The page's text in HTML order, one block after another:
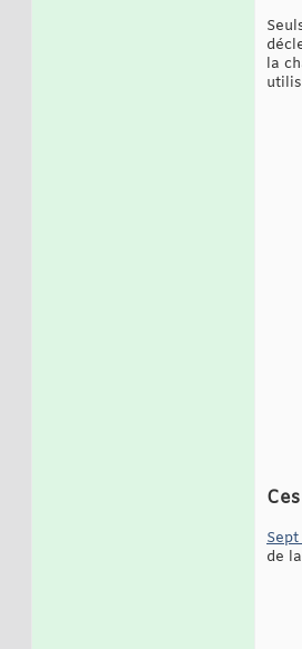
la
de